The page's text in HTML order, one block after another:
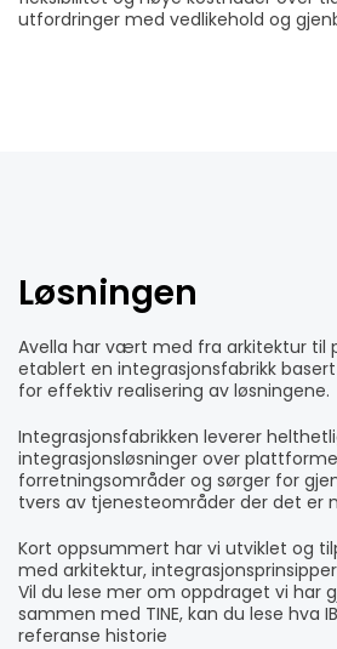
utfordringer med vedlikehold og
Løsningen
Avella har vært med fra arkitektur til
etablert en integrasjonsfabrikk
for effektiv realisering av løsningene.
Integrasjonsfabrikken leverer
integrasjonsløsninger over
forretningsområder og sørger for
tvers av tjenesteområder der det er
Kort oppsummert har vi utviklet og
med arkitektur, integrasjonsprinsipper
Vil du lese mer om oppdraget vi har
sammen med TINE, kan du lese hva
referanse historie